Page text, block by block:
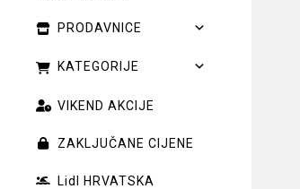
PRODAVNICE
KATEGORIJE
VIKEND AKCIJE
ZAKLJUČANE CIJENE
Lidl HRVATSKA